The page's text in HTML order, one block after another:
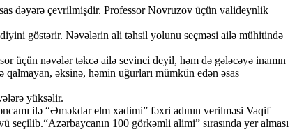
dəyərə çevrilmişdir. Professor Novruzov üçün valideynlik
göstərir. Nəvələrin ali təhsil yolunu seçməsi ailə mühitində
üçün nəvələr təkcə ailə sevinci deyil, həm də gələcəyə inamın
əksinə, həmin uğurları mümkün edən əsas
yüksəlir.
ilə “Əməkdar elm xadimi” fəxri adının verilməsi Vaqif
100 görkəmli alimi” sırasında yer alması